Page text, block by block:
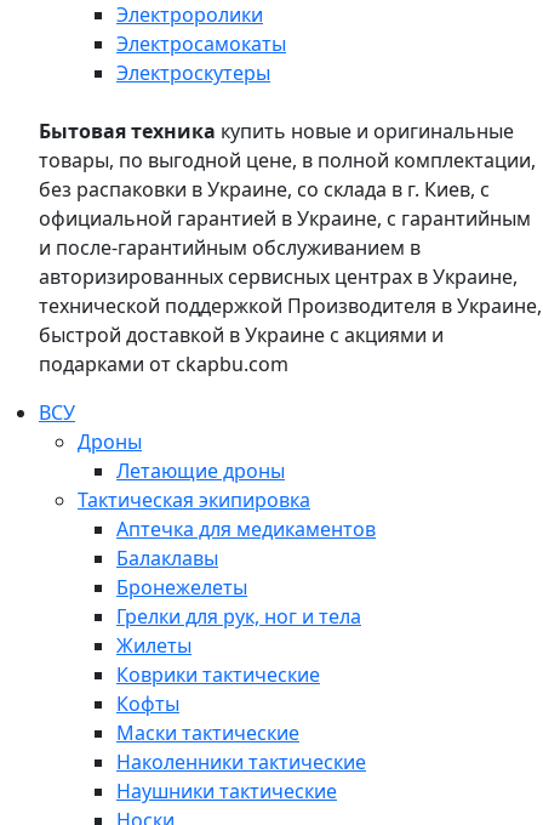
Электроролики
Электросамокаты
Электроскутеры
Бытовая техника купить новые и оригинальные
товары, по выгодной цене, в полной комплектации,
без распаковки в Украине, со склада в г. Киев, с
официальной гарантией в Украине, с гарантийным
и после-гарантийным обслуживанием в
авторизированных сервисных центрах в Украине,
технической поддержкой Производителя в Украине,
быстрой доставкой в Украине с акциями и
подарками от ckapbu.com
ВСУ
Дроны
Летающие дроны
Тактическая экипировка
Аптечка для медикаментов
Балаклавы
Бронежелеты
Грелки для рук, ног и тела
Жилеты
Коврики тактические
Кофты
Маски тактические
Наколенники тактические
Наушники тактические